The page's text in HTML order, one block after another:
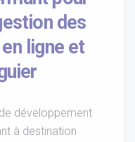
des
ligne et
développement
à destination